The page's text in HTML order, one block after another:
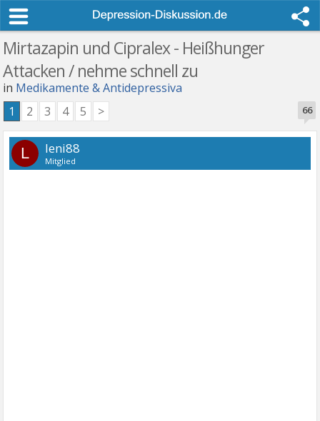
Mirtazapin und Cipralex - Heißhunger
Attacken / nehme schnell zu
in Medikamente & Antidepressiva
66
1 2 3 4 5 >
L leni88
Mitglied